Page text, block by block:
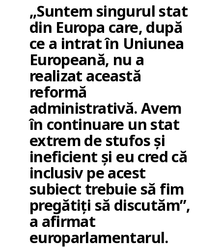
„Suntem singurul stat
din Europa care, după
ce a intrat în Uniunea
Europeană, nu a
realizat această
reformă
administrativă. Avem
în continuare un stat
extrem de stufos și
ineficient și eu cred că
inclusiv pe acest
subiect trebuie să fim
pregătiți să discutăm”,
a afirmat
europarlamentarul.